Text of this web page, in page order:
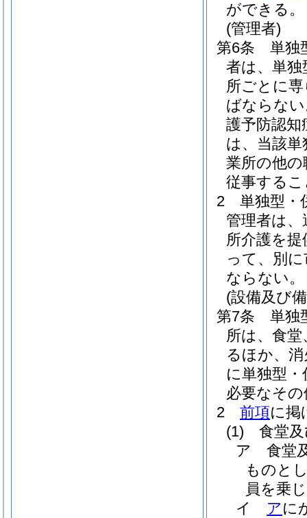
ができる。
(管理者)
第6条
単独
者は、単独
所ごとに
ばならな
護予防認知
は、当該単
業所の他
従事する
2
単独型・
管理者は、
所介護を
って、別
ならない。
(設備及び
第7条
単独
所は、食
るほか、
に単独型
必要なそ
2
前項に掲
(1)
食堂
ア
食堂
ものと
員を乗
イ
アに